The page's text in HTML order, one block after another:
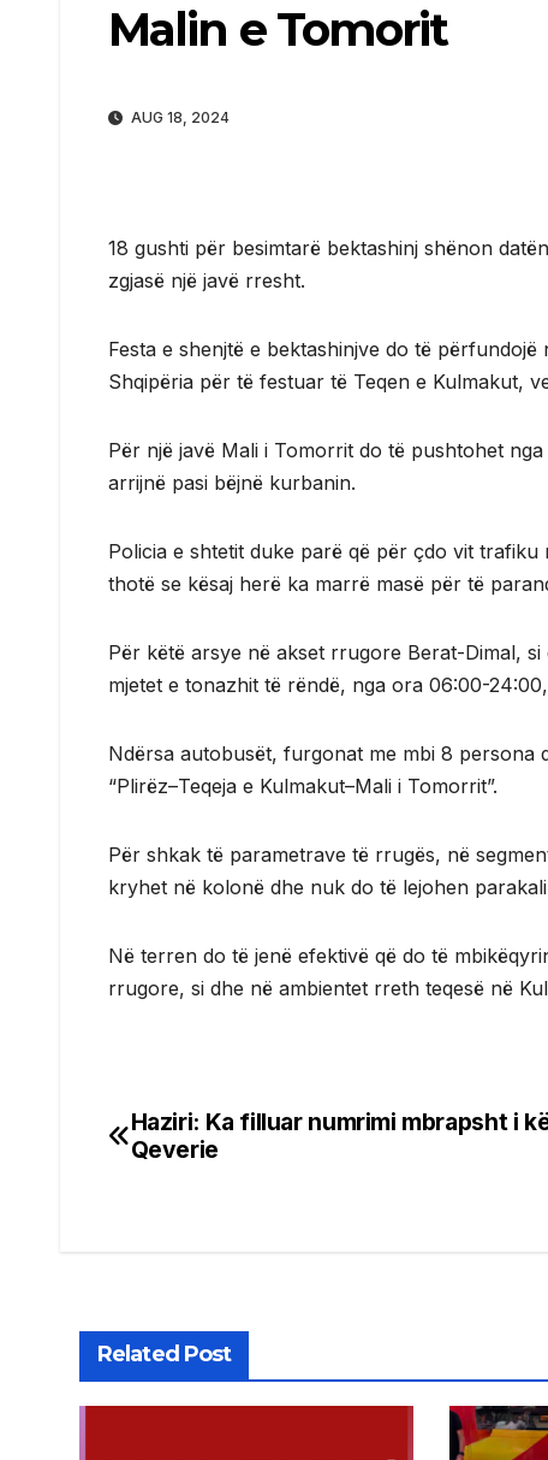
Malin e Tomorit
AUG 18, 2024
18 gushti për besimtarë bektashinj shënon
zgjasë një javë rresht.
Festa e shenjtë e bektashinjve do të
Shqipëria për të festuar të Teqen e Kulmakut,
Për një javë Mali i Tomorrit do të pushtohet
arrijnë pasi bëjnë kurbanin.
Policia e shtetit duke parë që për çdo vit
thotë se kësaj herë ka marrë masë për të
Për këtë arsye në akset rrugore Berat-Dimal,
mjetet e tonazhit të rëndë, nga ora 06:00-
Ndërsa autobusët, furgonat me mbi 8
“Plirëz–Teqeja e Kulmakut–Mali i Tomorrit”.
Për shkak të parametrave të rrugës, në
kryhet në kolonë dhe nuk do të lejohen
Në terren do të jenë efektivë që do të
rrugore, si dhe në ambientet rreth teqesë në
Post
Haziri: Ka filluar numrimi mbrapsht i
Qeverie
Related Post